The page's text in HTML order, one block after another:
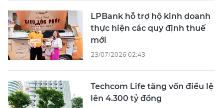
LPBank hỗ trợ hộ kinh doanh
thực hiện các quy định thuế
mới
23/07/2026 02:43
Techcom Life tăng vốn điều lệ
lên 4.300 tỷ đồng